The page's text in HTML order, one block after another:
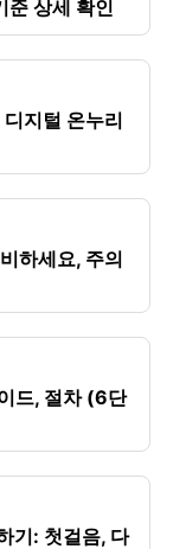
준 상세 확인
지털 온누리
하세요, 주의
드, 절차 (6단
기: 첫걸음, 다